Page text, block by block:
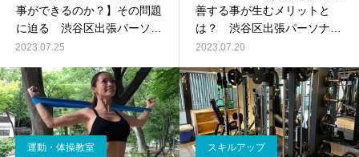
事ができるのか？】その問題
に迫る 渋谷区出張パーソナ
ルトレーニング
2023.07.25
善する事が生むメリットと
は？ 渋谷区出張パーソナル
トレーニング
2023.07.20
運動・体操教室 スキルアップ